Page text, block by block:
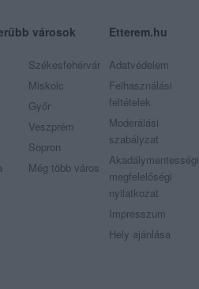
városok
Székesfehérvár
Miskolc
Győr
Veszprém
Sopron
Még több város
Etterem.hu
Adatvédelem
Felhasználási
feltételek
Moderálási
szabályzat
Akadálymentességi
megfelelőségi
nyilatkozat
Impresszum
Hely ajánlása